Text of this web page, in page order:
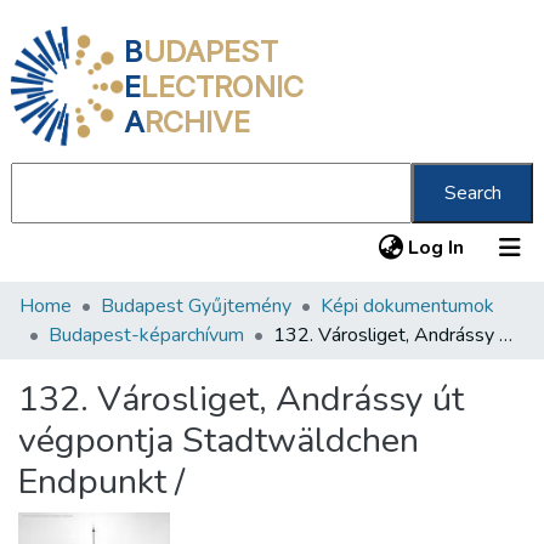
BUDAPEST
ELECTRONIC
ARCHIVE
Search
Log In (current)
Communities & Collections
Statistics
About us
Home Budapest Gyűjtemény
Képi dokumentumok
Budapest-képarchívum
132. Városliget, Andrássy út végpontja Stadtwäldchen Endpunkt /
132. Városliget, Andrássy út
végpontja Stadtwäldchen
Endpunkt /